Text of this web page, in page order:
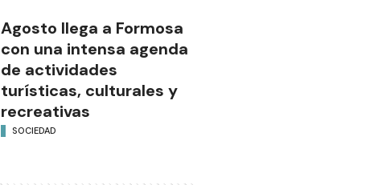
Agosto llega a Formosa
con una intensa agenda
de actividades
turísticas, culturales y
recreativas
SOCIEDAD